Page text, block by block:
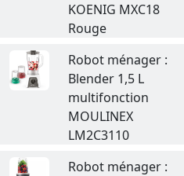
KOENIG MXC18
Rouge
Robot ménager :
Blender 1,5 L
multifonction
MOULINEX
LM2C3110
Robot ménager :